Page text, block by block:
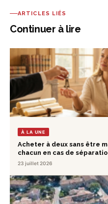
ARTICLES LIÉS
Continuer à lire
À LA UNE
Acheter à deux sans être
chacun en cas de
23 juillet 2026